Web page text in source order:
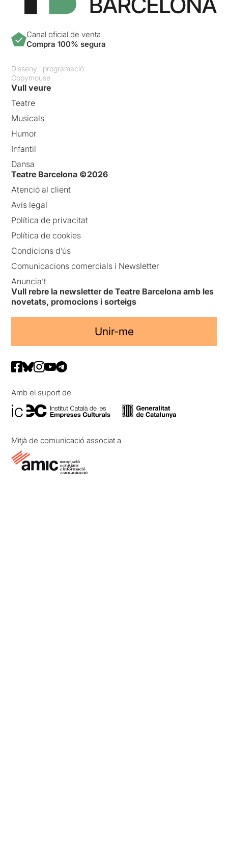
Canal oficial de venta
Compra 100% segura
Disseny i programació:
Copymouse
Vull veure
Teatre
Musicals
Humor
Infantil
Dansa
Teatre Barcelona ©2026
Atenció al client
Avís legal
Política de privacitat
Política de cookies
Condicions d’ús
Comunicacions comercials i Newsletter
Anuncia’t
Vull rebre la newsletter de Teatre Barcelona amb les
novetats, promocions i sorteigs
Unir-me
Amb el suport de
Mitjà de comunicació associat a